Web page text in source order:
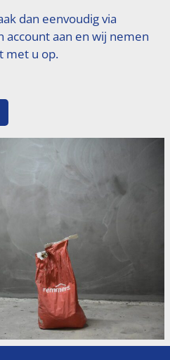
dan eenvoudig via
account aan en wij nemen
met u op.